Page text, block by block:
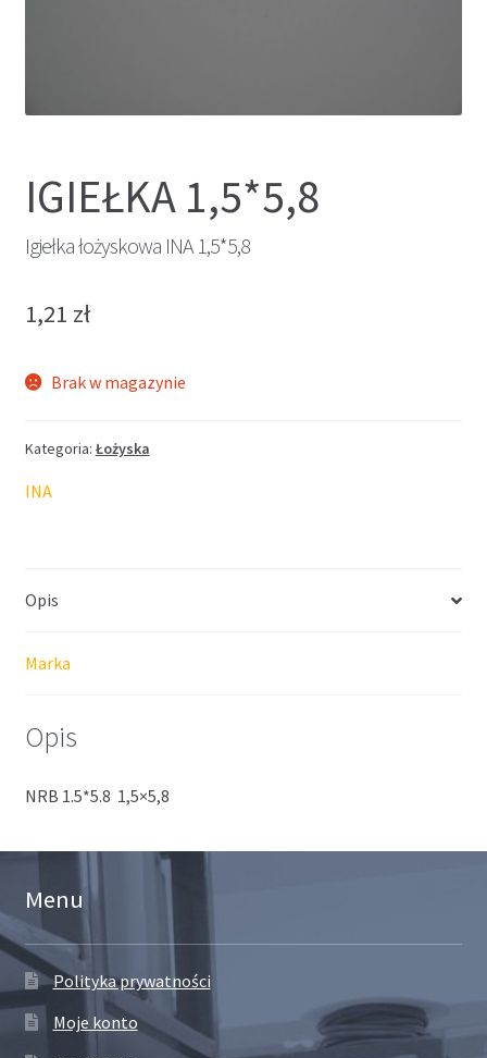
IGIEŁKA 1,5*5,8
Igiełka łożyskowa INA 1,5*5,8
1,21 zł
Brak w magazynie
Kategoria: Łożyska
INA
Opis
Marka
Opis
NRB 1.5*5.8 1,5×5,8
Menu
Polityka prywatności
Moje konto